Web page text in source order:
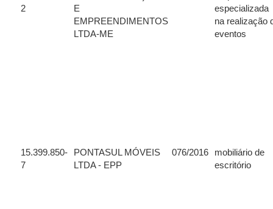
2
E
EMPREENDIMENTOS
LTDA-ME
especializada
na realização
eventos
15.399.850-
7
PONTASUL MÓVEIS
LTDA - EPP
076/2016
mobiliário de
escritório